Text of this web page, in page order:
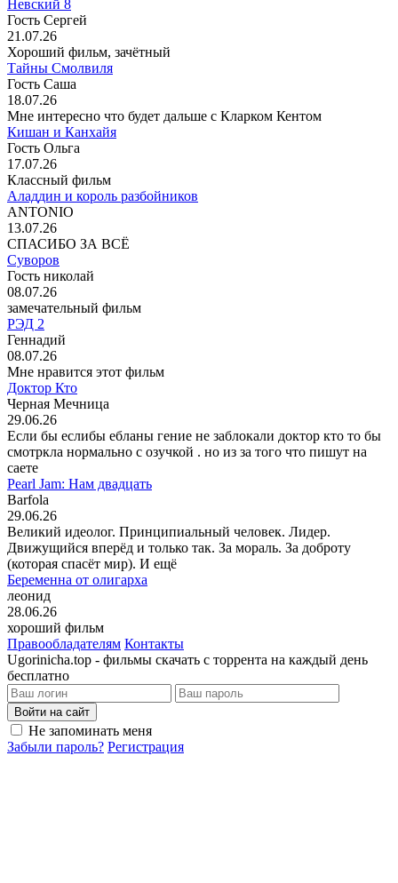
Невский 8
Гость Сергей
21.07.26
Хороший фильм, зачётный
Тайны Смолвиля
Гость Саша
18.07.26
Мне интересно что будет дальше с Кларком Кентом
Кишан и Канхайя
Гость Ольга
17.07.26
Классный фильм
Аладдин и король разбойников
ANTONIO
13.07.26
СПАСИБО ЗА ВСЁ
Суворов
Гость николай
08.07.26
замечательный фильм
РЭД 2
Геннадий
08.07.26
Мне нравится этот фильм
Доктор Кто
Черная Мечница
29.06.26
Если бы еслибы ебланы гение не заблокали доктор кто то бы
смотркла нормально с озучкой . но из за того что пишут на
саете
Pearl Jam: Нам двадцать
Barfola
29.06.26
Великий идеолог. Принципиальный человек. Лидер.
Движущийся вперёд и только так. За мораль. За доброту
(которая спасёт мир). И ещё
Беременна от олигарха
леонид
28.06.26
хороший фильм
Правообладателям Контакты
Ugorinicha.top - фильмы скачать с торрента на каждый день
бесплатно
Войти на сайт
Не запоминать меня
Забыли пароль? Регистрация